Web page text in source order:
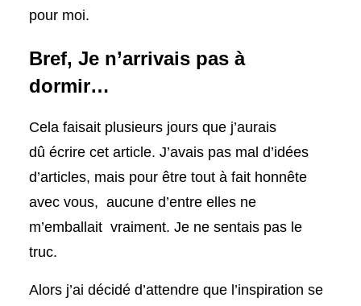
pour moi.
Bref, Je n’arrivais pas à
dormir…
Cela faisait plusieurs jours que j’aurais
dû écrire cet article. J’avais pas mal d’idées
d’articles, mais pour être tout à fait honnête
avec vous, aucune d’entre elles ne
m’emballait vraiment. Je ne sentais pas le
truc.
Alors j’ai décidé d’attendre que l’inspiration se